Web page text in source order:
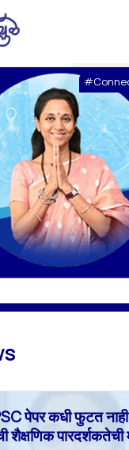
पेपर कधी फुटत
शैक्षणिक पारदर्शकतेची